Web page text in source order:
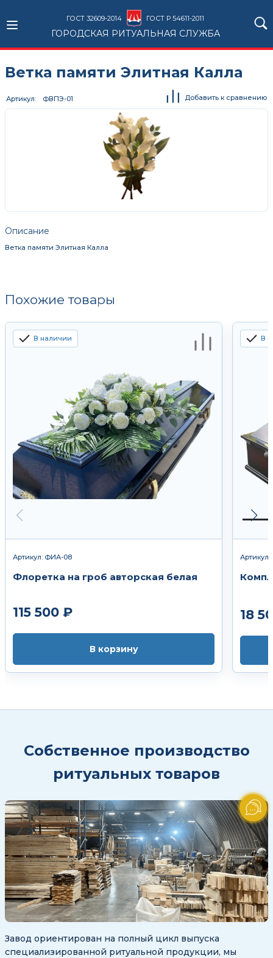
ГОСТ 32609-2014 ГОСТ Р 54611-2011
ГОРОДСКАЯ РИТУАЛЬНАЯ СЛУЖБА
Ветка памяти Элитная Калла
Описание
Ветка памяти Элитная Калла
Артикул ФВПЭ-01 Добавить к сравнению
Похожие товары
В наличии
Артикул: ФИА-08
Флоретка на гроб авторская белая
115 500 ₽
В корзину
В
Артикул:
18
Собственное производство
ритуальных товаров
Завод ориентирован на полный цикл выпуска
специализированной ритуальной продукции, мы